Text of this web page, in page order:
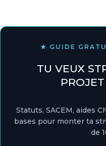
★ GUIDE
TU VEUX
Statuts, SACEM, aides
bases pour monter ta
de